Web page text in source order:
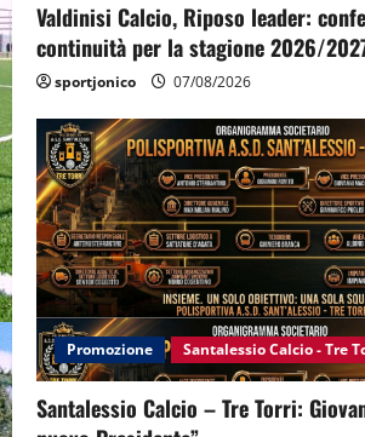
Valdinisi Calcio, Riposo leader:
continuità per la stagione 2026/
sportjonico 07/08/2026
Promozione Santalessio Calcio - Tre
Santalessio Calcio – Tre Torri: